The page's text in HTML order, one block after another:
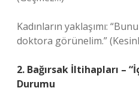
Kadınların yaklaşımı:
doktora görünelim.”
2. Bağırsak İltihapları –
Durumu